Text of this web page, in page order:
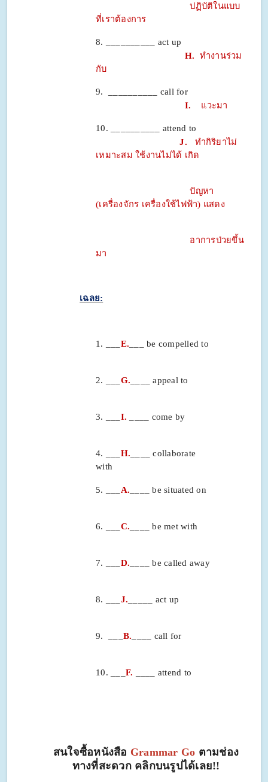
ปฏิบัติในแบบ
ที่เราต้องการ
8. __________ act up
H. ทำงานร่วม
กับ
9. __________ call for
I. แวะมา
10. __________ attend to
J. ทำกิริยาไม่
เหมาะสม ใช้งานไม่ได้ เกิด
ปัญหา
(เครื่องจักร เครื่องใช้ไฟฟ้า) แสดง
อาการป่วยขึ้น
มา
เฉลย:
1. ___ E. ___ be compelled to
2. ___ G. ____ appeal to
3. ___ I. ____ come by
4. ___ H. ____ collaborate
with
5. ___ A. ____ be situated on
6. ___ C. ____ be met with
7. ___ D. ____ be called away
8. ___ J. _____ act up
9. ___ B. ____ call for
10. ___ F. ____ attend to
สนใจซื้อหนังสือ Grammar Go ตามช่อง
ทางที่สะดวก คลิกบนรูปได้เลย!!